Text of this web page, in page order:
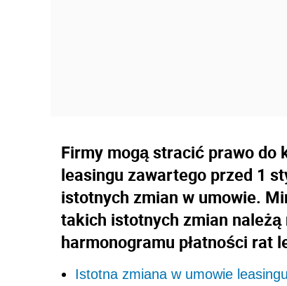
Firmy mogą stracić prawo
leasingu zawartego przed 1
istotnych zmian w umowie.
takich istotnych zmian należą
harmonogramu płatności rat
Istotna zmiana w umowie leasingu